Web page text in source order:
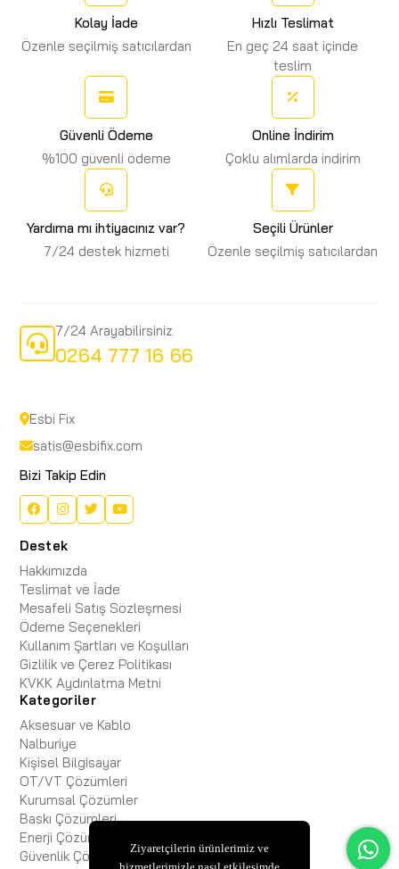
Kolay İade
Özenle seçilmiş satıcılardan
Hızlı Teslimat
En geç 24 saat içinde
teslim
Güvenli Ödeme
%100 güvenli ödeme
Online İndirim
Çoklu alımlarda indirim
Yardıma mı ihtiyacınız var?
7/24 destek hizmeti
Seçili Ürünler
Özenle seçilmiş satıcılardan
7/24 Arayabilirsiniz
0264 777 16 66
Esbi Fix
satis@esbifix.com
Bizi Takip Edin
Destek
Hakkımızda
Teslimat ve İade
Mesafeli Satış Sözleşmesi
Ödeme Seçenekleri
Kullanım Şartları ve Koşulları
Gizlilik ve Çerez Politikası
KVKK Aydınlatma Metni
Kategoriler
Aksesuar ve Kablo
Nalburiye
Kişisel Bilgisayar
OT/VT Çözümleri
Kurumsal Çözümler
Baskı Çözümleri
Enerji Çözümleri
Güvenlik ÇözümleriZiyaretçilerin ürünlerimiz ve